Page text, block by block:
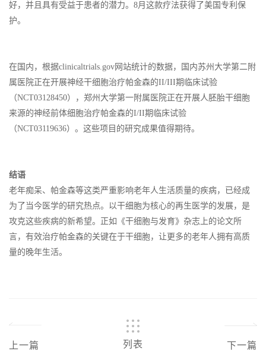
好，并且具有受益于患者的潜力。8月这款疗法获得了美国专利保
护。
在国内，根据clinicaltrials.gov网站统计的数据，国内苏州大学第二附
属医院正在开展神经干细胞治疗帕金森的II/III期临床试验
（NCT03128450），郑州大学第一附属医院正在开展人胚胎干细胞
来源的神经前体细胞治疗帕金森的I/II期临床试验
（NCT03119636）。这些项目的研究成果值得期待。
结语
老年痴呆、帕金森等这类严重影响老年人生活质量的疾病，已经成
为了当今医学的研究热点。以干细胞为核心的再生医学的发展，是
攻克这些疾病的新希望。正如《干细胞与发育》杂志上的论文所
言，有效治疗帕金森的关键在于干细胞，让更多的老年人拥有高质
量的晚年生活。
上一篇 列表 下一篇